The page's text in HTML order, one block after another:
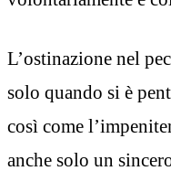
L’ostinazione nel
solo quando si è
così come
anche solo un